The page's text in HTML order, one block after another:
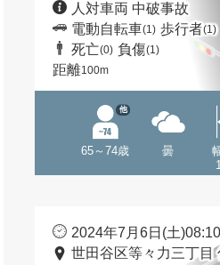
人対車両 中破事故
電動自転車(1) 歩行者(1)
死亡(0) 負傷(1)
距離100m
65～74歳
他
曇
2024年7月6日(土)08:10
世田谷区等々力三丁目